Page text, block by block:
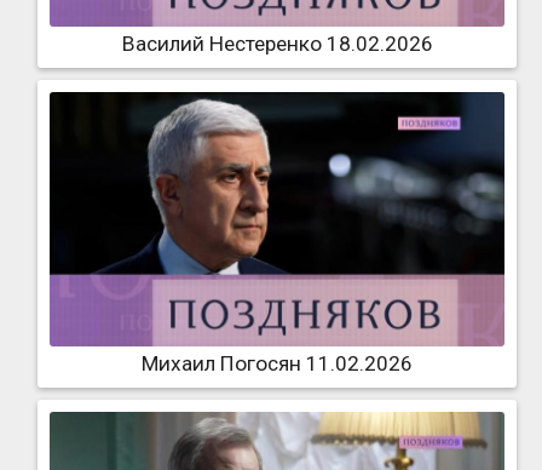
Василий Нестеренко 18.02.2026
Михаил Погосян 11.02.2026